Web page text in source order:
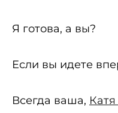
Я готова, а вы?
Если вы идете
Всегда ваша,